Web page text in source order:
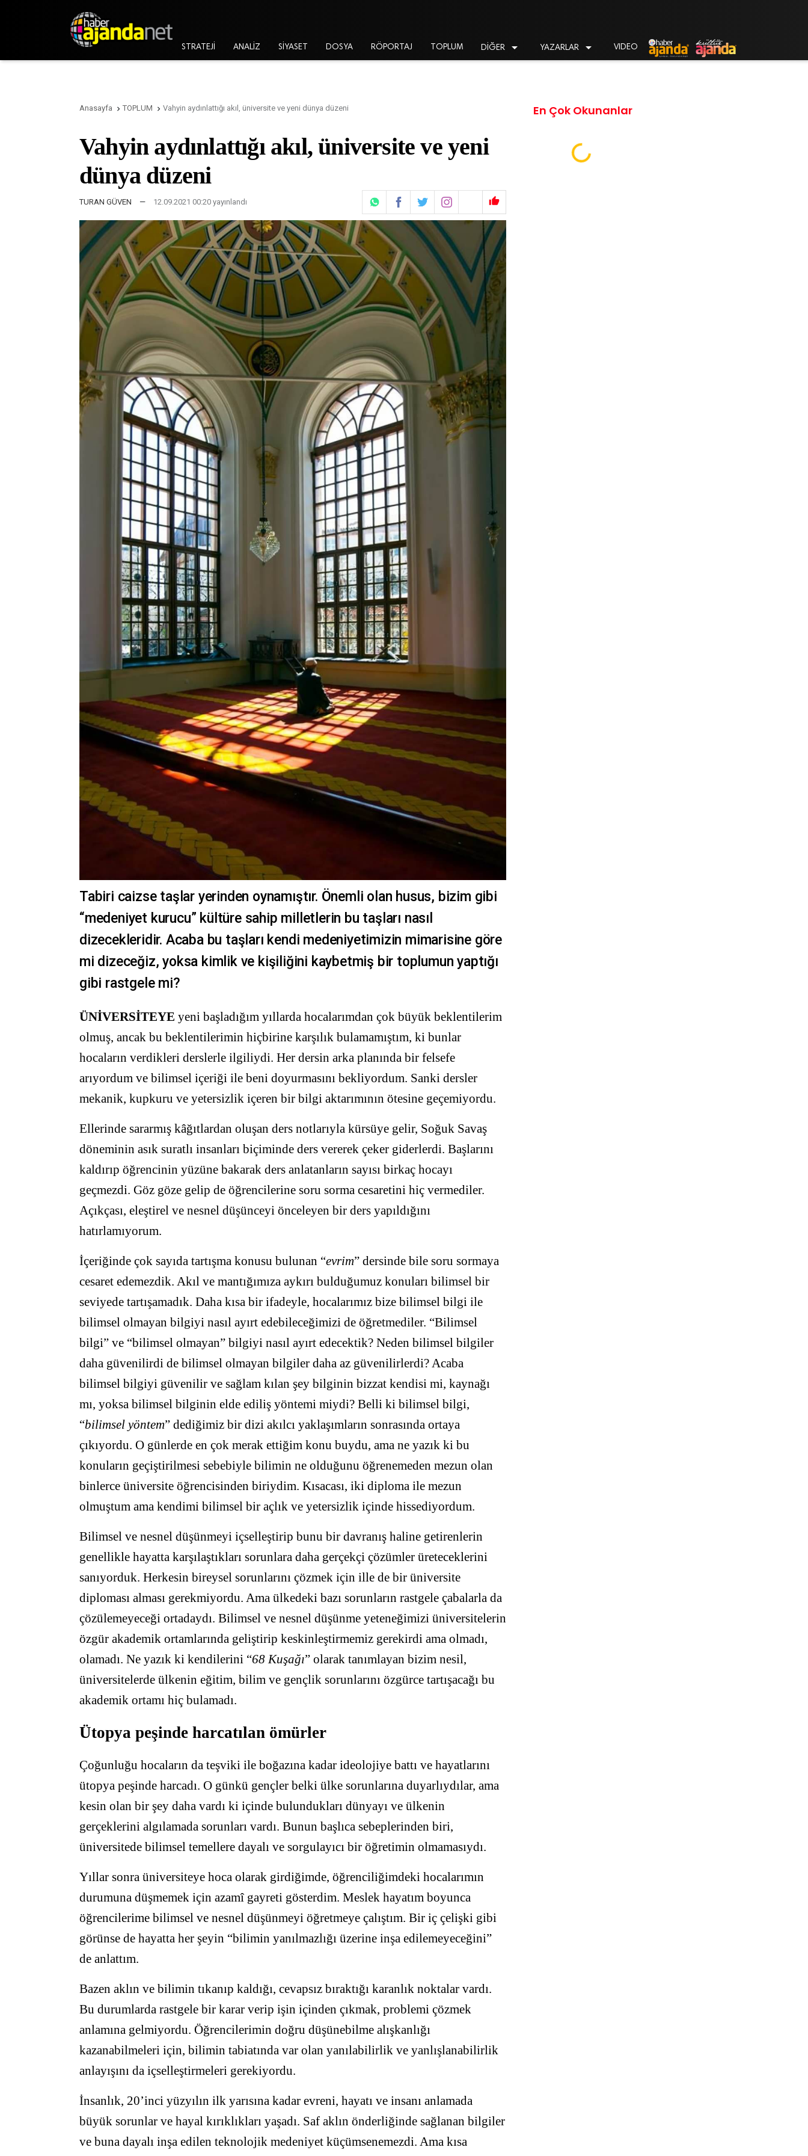
STRATEJİ ANALİZ SİYASET DOSYA RÖPORTAJ TOPLUM DİĞER  YAZARLAR  VIDEO
Anasayfa  TOPLUM  Vahyin aydınlattığı akıl, üniversite ve yeni dünya düzeni
Vahyin aydınlattığı akıl, üniversite ve yeni
dünya düzeni
TURAN GÜVEN — 12.09.2021 00:20 yayınlandı 
Tabiri caizse taşlar yerinden oynamıştır. Önemli olan husus, bizim gibi
“medeniyet kurucu” kültüre sahip milletlerin bu taşları nasıl
dizecekleridir. Acaba bu taşları kendi medeniyetimizin mimarisine göre
mi dizeceğiz, yoksa kimlik ve kişiliğini kaybetmiş bir toplumun yaptığı
gibi rastgele mi?
ÜNİVERSİTEYE yeni başladığım yıllarda hocalarımdan çok büyük beklentilerim
olmuş, ancak bu beklentilerimin hiçbirine karşılık bulamamıştım, ki bunlar
hocaların verdikleri derslerle ilgiliydi. Her dersin arka planında bir felsefe
arıyordum ve bilimsel içeriği ile beni doyurmasını bekliyordum. Sanki dersler
mekanik, kupkuru ve yetersizlik içeren bir bilgi aktarımının ötesine geçemiyordu.
Ellerinde sararmış kâğıtlardan oluşan ders notlarıyla kürsüye gelir, Soğuk Savaş
döneminin asık suratlı insanları biçiminde ders vererek çeker giderlerdi. Başlarını
kaldırıp öğrencinin yüzüne bakarak ders anlatanların sayısı birkaç hocayı
geçmezdi. Göz göze gelip de öğrencilerine soru sorma cesaretini hiç vermediler.
Açıkçası, eleştirel ve nesnel düşünceyi önceleyen bir ders yapıldığını
hatırlamıyorum.
İçeriğinde çok sayıda tartışma konusu bulunan “evrim” dersinde bile soru sormaya
cesaret edemezdik. Akıl ve mantığımıza aykırı bulduğumuz konuları bilimsel bir
seviyede tartışamadık. Daha kısa bir ifadeyle, hocalarımız bize bilimsel bilgi ile
bilimsel olmayan bilgiyi nasıl ayırt edebileceğimizi de öğretmediler. “Bilimsel
bilgi” ve “bilimsel olmayan” bilgiyi nasıl ayırt edecektik? Neden bilimsel bilgiler
daha güvenilirdi de bilimsel olmayan bilgiler daha az güvenilirlerdi? Acaba
bilimsel bilgiyi güvenilir ve sağlam kılan şey bilginin bizzat kendisi mi, kaynağı
mı, yoksa bilimsel bilginin elde ediliş yöntemi miydi? Belli ki bilimsel bilgi,
“bilimsel yöntem” dediğimiz bir dizi akılcı yaklaşımların sonrasında ortaya
çıkıyordu. O günlerde en çok merak ettiğim konu buydu, ama ne yazık ki bu
konuların geçiştirilmesi sebebiyle bilimin ne olduğunu öğrenemeden mezun olan
binlerce üniversite öğrencisinden biriydim. Kısacası, iki diploma ile mezun
olmuştum ama kendimi bilimsel bir açlık ve yetersizlik içinde hissediyordum.
Bilimsel ve nesnel düşünmeyi içselleştirip bunu bir davranış haline getirenlerin
genellikle hayatta karşılaştıkları sorunlara daha gerçekçi çözümler üreteceklerini
sanıyorduk. Herkesin bireysel sorunlarını çözmek için ille de bir üniversite
diploması alması gerekmiyordu. Ama ülkedeki bazı sorunların rastgele çabalarla da
çözülemeyeceği ortadaydı. Bilimsel ve nesnel düşünme yeteneğimizi üniversitelerin
özgür akademik ortamlarında geliştirip keskinleştirmemiz gerekirdi ama olmadı,
olamadı. Ne yazık ki kendilerini “68 Kuşağı” olarak tanımlayan bizim nesil,
üniversitelerde ülkenin eğitim, bilim ve gençlik sorunlarını özgürce tartışacağı bu
akademik ortamı hiç bulamadı.
Ütopya peşinde harcatılan ömürler
Çoğunluğu hocaların da teşviki ile boğazına kadar ideolojiye battı ve hayatlarını
ütopya peşinde harcadı. O günkü gençler belki ülke sorunlarına duyarlıydılar, ama
kesin olan bir şey daha vardı ki içinde bulundukları dünyayı ve ülkenin
gerçeklerini algılamada sorunları vardı. Bunun başlıca sebeplerinden biri,
üniversitede bilimsel temellere dayalı ve sorgulayıcı bir öğretimin olmamasıydı.
Yıllar sonra üniversiteye hoca olarak girdiğimde, öğrenciliğimdeki hocalarımın
durumuna düşmemek için azamî gayreti gösterdim. Meslek hayatım boyunca
öğrencilerime bilimsel ve nesnel düşünmeyi öğretmeye çalıştım. Bir iç çelişki gibi
görünse de hayatta her şeyin “bilimin yanılmazlığı üzerine inşa edilemeyeceğini”
de anlattım.
Bazen aklın ve bilimin tıkanıp kaldığı, cevapsız bıraktığı karanlık noktalar vardı.
Bu durumlarda rastgele bir karar verip işin içinden çıkmak, problemi çözmek
anlamına gelmiyordu. Öğrencilerimin doğru düşünebilme alışkanlığı
kazanabilmeleri için, bilimin tabiatında var olan yanılabilirlik ve yanlışlanabilirlik
anlayışını da içselleştirmeleri gerekiyordu.
İnsanlık, 20’inci yüzyılın ilk yarısına kadar evreni, hayatı ve insanı anlamada
büyük sorunlar ve hayal kırıklıkları yaşadı. Saf aklın önderliğinde sağlanan bilgiler
ve buna dayalı inşa edilen teknolojik medeniyet küçümsenemezdi. Ama kısa
En Çok Okunanlar
Loading...